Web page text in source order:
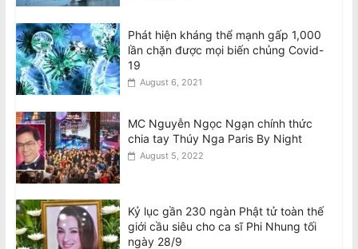
Phát hiện kháng thể mạnh gấp 1,000
lần chặn được mọi biến chủng Covid-
19
August 6, 2021
MC Nguyễn Ngọc Ngạn chính thức
chia tay Thúy Nga Paris By Night
August 5, 2022
Kỷ lục gần 230 ngàn Phật tử toàn thế
giới cầu siêu cho ca sĩ Phi Nhung tối
ngày 28/9